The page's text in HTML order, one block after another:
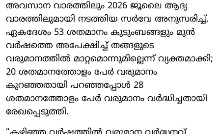
അവസാന വാരത്തിലും 2026 ജൂലൈ ആദ്യ
വാരത്തിലുമായി നടത്തിയ സർവേ അനുസരിച്ച്,
ഏകദേശം 53 ശതമാനം കുടുംബങ്ങളും മുൻ
വർഷത്തെ അപേക്ഷിച്ച് തങ്ങളുടെ
വരുമാനത്തിൽ മാറ്റമൊന്നുമില്ലെന്ന് വ്യക്തമാക്കി;
20 ശതമാനത്തോളം പേർ വരുമാനം
കുറഞ്ഞതായി പറഞ്ഞപ്പോൾ 28
ശതമാനത്തോളം പേർ വരുമാനം വർദ്ധിച്ചതായി
രേഖപ്പെടുത്തി.